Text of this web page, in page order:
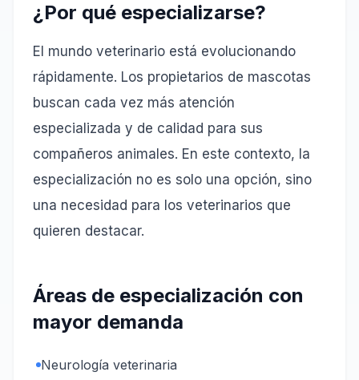
¿Por qué especializarse?
El mundo veterinario está evolucionando
rápidamente. Los propietarios de mascotas
buscan cada vez más atención
especializada y de calidad para sus
compañeros animales. En este contexto, la
especialización no es solo una opción, sino
una necesidad para los veterinarios que
quieren destacar.
Áreas de especialización con
mayor demanda
Neurología veterinaria